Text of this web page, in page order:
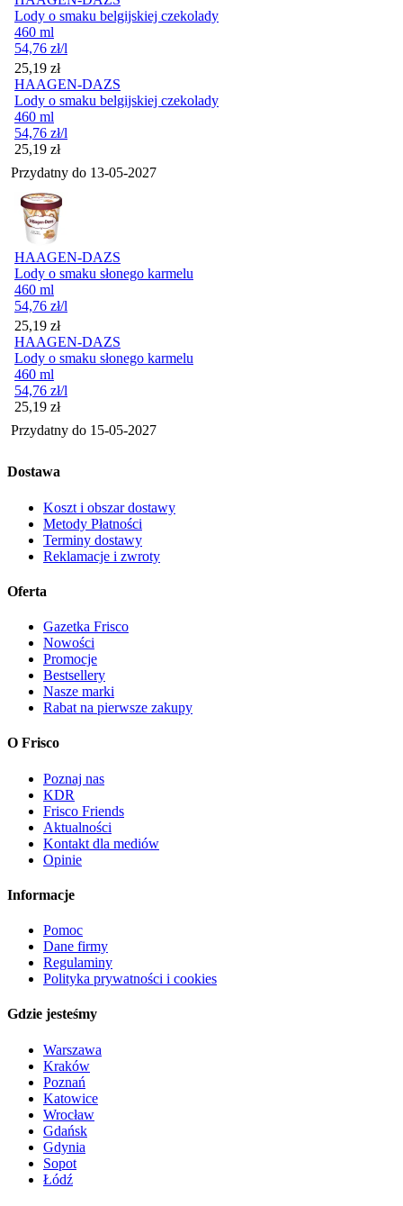
Lody o smaku belgijskiej czekolady
460 ml
54,76 zł/l
Cena
25,19 zł
HAAGEN-DAZS
Lody o smaku belgijskiej czekolady
460 ml
54,76 zł/l
Cena
25,19 zł
Przydatny do 13-05-2027
HAAGEN-DAZS
Lody o smaku słonego karmelu
460 ml
54,76 zł/l
Cena
25,19 zł
HAAGEN-DAZS
Lody o smaku słonego karmelu
460 ml
54,76 zł/l
Cena
25,19 zł
Przydatny do 15-05-2027
Dostawa
Koszt i obszar dostawy
Metody Płatności
Terminy dostawy
Reklamacje i zwroty
Oferta
Gazetka Frisco
Nowości
Promocje
Bestsellery
Nasze marki
Rabat na pierwsze zakupy
O Frisco
Poznaj nas
KDR
Frisco Friends
Aktualności
Kontakt dla mediów
Opinie
Informacje
Pomoc
Dane firmy
Regulaminy
Polityka prywatności i cookies
Gdzie jesteśmy
Warszawa
Kraków
Poznań
Katowice
Wrocław
Gdańsk
Gdynia
Sopot
Łódź